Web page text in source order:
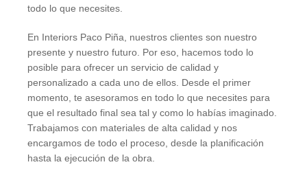
todo lo que necesites.
En Interiors Paco Piña, nuestros clientes son nuestro
presente y nuestro futuro. Por eso, hacemos todo lo
posible para ofrecer un servicio de calidad y
personalizado a cada uno de ellos. Desde el primer
momento, te asesoramos en todo lo que necesites para
que el resultado final sea tal y como lo habías imaginado.
Trabajamos con materiales de alta calidad y nos
encargamos de todo el proceso, desde la planificación
hasta la ejecución de la obra.